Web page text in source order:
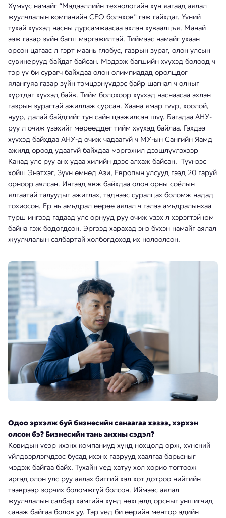
Хүмүүс намайг “Мэдээллийн технологийн хүн яагаад аялал
жуулчлалын компанийн CEO болчхов” гэж гайхдаг. Үүний
тухай хүүхэд насны дурсамжаасаа эхлэн хуваалцъя. Манай
ээж газар зүйн багш мэргэжилтэй. Тиймээс намайг ухаан
орсон цагаас л гэрт маань глобус, газрын зураг, олон улсын
сувинерууд байдаг байсан. Мэдээж багшийн хүүхэд болоод ч
тэр үү би сурагч байхдаа олон олимпиадад оролцдог
ялангуяа газар зүйн тэмцээнүүдээс байр шагнал ч олныг
хүртдэг хүүхэд байв. Тийм болохоор хүүхэд наснаасаа эхлэн
газрын зурагтай ажиллаж сурсан. Хаана ямар гүүр, хоолой,
нуур, далай байдгийг тун сайн цээжилсэн шүү. Багадаа АНУ-
руу л очиж үзэхийг мөрөөддөг тийм хүүхэд байлаа. Гэхдээ
хүүхэд байхдаа АНУ-д очиж чадаагүй ч МУ-ын Сангийн Яамд
ажилд ороод удаагүй байхдаа мэргэжил дээшлүүлэхээр
Канад улс руу анх удаа хилийн дээс алхаж байсан. Түүнээс
хойш Энэтхэг, Зүүн өмнөд Ази, Европын улсууд гээд 20 гаруй
орноор аялсан. Ингээд явж байхдаа олон орны соёлын
ялгаатай талуудыг ажиглах, тэднээс суралцах боломж надад
тохиосон. Ер нь амьдрал өөрөө аялал ч гэлээ амьдралынхаа
турш ингээд гадаад улс орнууд руу очиж үзэх л хэрэгтэй юм
байна гэж бодогдсон. Эргээд харахад энэ бүхэн намайг аялал
жуулчлалын салбартай холбогдоход их нөлөөлсөн.
Одоо эрхэлж буй бизнесийн санаагаа хэзээ, хэрхэн
олсон бэ? Бизнесийн тань анхны сэдэл?
Ковидын үеэр ихэнх компаниуд хүнд нөхцөлд орж, хүнсний
үйлдвэрлэгчдээс бусад ихэнх газрууд хаалгаа барьсныг
мэдэж байгаа байх. Тухайн үед хатуу хөл хорио тогтоож
иргэд олон улс руу аялах битгий хэл хот дотроо нийтийн
тээврээр зорчих боломжгүй болсон. Иймээс аялал
жуулчлалын салбар хамгийн хүнд нөхцөлд орсныг уншигчид
санаж байгаа болов уу. Тэр үед би өөрийн ментор эдийн